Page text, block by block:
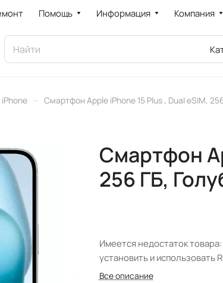
Помощь Информация Компания
– Смартфон Apple iPhone 15 Plus , Dual eSIM,
Смартфон
256 ГБ,
Имеется недостаток
установить и использовать
Все описание